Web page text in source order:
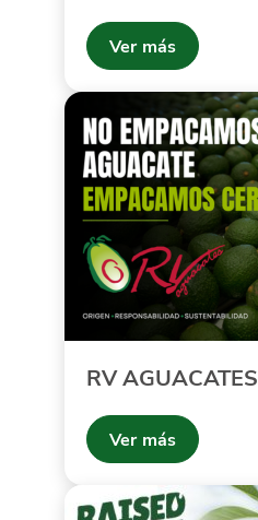
Ver más
RV AGUACATES
Ver más